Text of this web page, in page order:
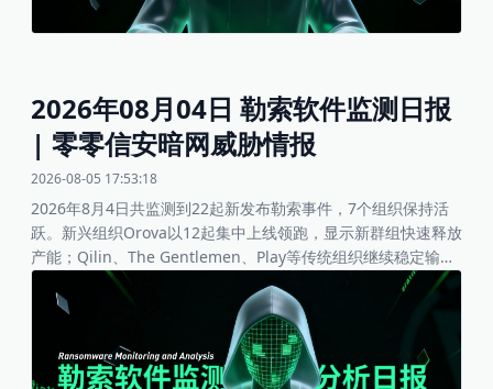
2026年08月04日 勒索软件监测日报
| 零零信安暗网威胁情报
2026-08-05 17:53:18
2026年8月4日共监测到22起新发布勒索事件，7个组织保持活
跃。新兴组织Orova以12起集中上线领跑，显示新群组快速释放
产能；Qilin、The Gentlemen、Play等传统组织继续稳定输
出。被勒索行业主要分布于卫生医疗、制造、金融、建筑和房地
产、批发零售及科技领域，香港本地品牌与美国中小企业成为当
日重点。整体影响程度较高：知名品牌三丽鸥香港、美国医疗网
络及玻璃铝制造商受害，可能引发数据隐私与供应链风险。建议
企业重点关注Orova新IOC，强化边缘设备与VPN防护。